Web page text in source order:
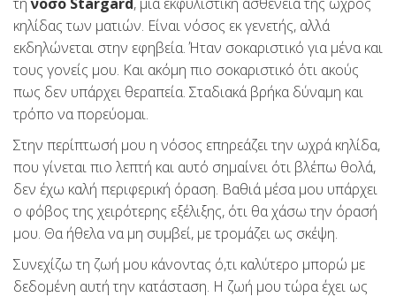
κηλίδας των ματιών. Είναι νόσος εκ γενετής, αλλά
εκδηλώνεται στην εφηβεία. Ήταν σοκαριστικό για μένα και
τους γονείς μου. Και ακόμη πιο σοκαριστικό ότι ακούς
πως δεν υπάρχει θεραπεία. Σταδιακά βρήκα δύναμη και
τρόπο να πορεύομαι.
Στην περίπτωσή μου η νόσος επηρεάζει την ωχρά κηλίδα,
που γίνεται πιο λεπτή και αυτό σημαίνει ότι βλέπω θολά,
δεν έχω καλή περιφερική όραση. Βαθιά μέσα μου υπάρχει
ο φόβος της χειρότερης εξέλιξης, ότι θα χάσω την όρασή
μου. Θα ήθελα να μη συμβεί, με τρομάζει ως σκέψη.
Συνεχίζω τη ζωή μου κάνοντας ό,τι καλύτερο μπορώ με
δεδομένη αυτή την κατάσταση. Η ζωή μου τώρα έχει ως